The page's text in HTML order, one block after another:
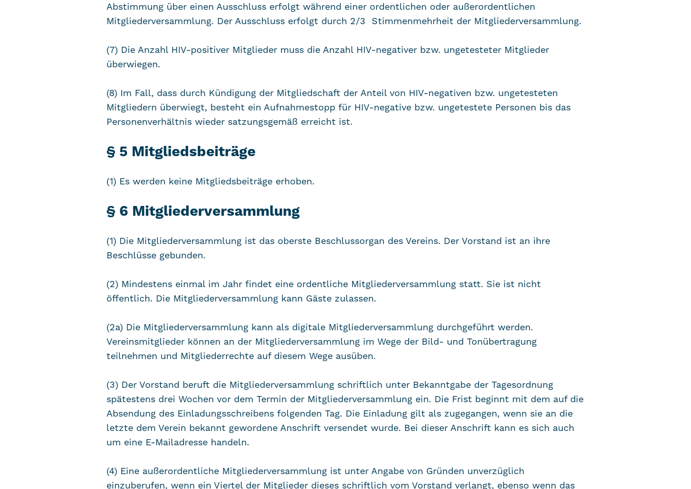
Abstimmung über einen Ausschluss erfolgt während einer ordentlichen oder außerordentlichen
Mitgliederversammlung. Der Ausschluss erfolgt durch 2/3 Stimmenmehrheit der Mitgliederversammlung.
(7) Die Anzahl HIV-positiver Mitglieder muss die Anzahl HIV-negativer bzw. ungetesteter Mitglieder
überwiegen.
(8) Im Fall, dass durch Kündigung der Mitgliedschaft der Anteil von HIV-negativen bzw. ungetesteten
Mitgliedern überwiegt, besteht ein Aufnahmestopp für HIV-negative bzw. ungetestete Personen bis das
Personenverhältnis wieder satzungsgemäß erreicht ist.
§ 5 Mitgliedsbeiträge
(1) Es werden keine Mitgliedsbeiträge erhoben.
§ 6 Mitgliederversammlung
(1) Die Mitgliederversammlung ist das oberste Beschlussorgan des Vereins. Der Vorstand ist an ihre
Beschlüsse gebunden.
(2) Mindestens einmal im Jahr findet eine ordentliche Mitgliederversammlung statt. Sie ist nicht
öffentlich. Die Mitgliederversammlung kann Gäste zulassen.
(2a) Die Mitgliederversammlung kann als digitale Mitgliederversammlung durchgeführt werden.
Vereinsmitglieder können an der Mitgliederversammlung im Wege der Bild- und Tonübertragung
teilnehmen und Mitgliederrechte auf diesem Wege ausüben.
(3) Der Vorstand beruft die Mitgliederversammlung schriftlich unter Bekanntgabe der Tagesordnung
spätestens drei Wochen vor dem Termin der Mitgliederversammlung ein. Die Frist beginnt mit dem auf die
Absendung des Einladungsschreibens folgenden Tag. Die Einladung gilt als zugegangen, wenn sie an die
letzte dem Verein bekannt gewordene Anschrift versendet wurde. Bei dieser Anschrift kann es sich auch
um eine E-Mailadresse handeln.
(4) Eine außerordentliche Mitgliederversammlung ist unter Angabe von Gründen unverzüglich
einzuberufen, wenn ein Viertel der Mitglieder dieses schriftlich vom Vorstand verlangt, ebenso wenn das